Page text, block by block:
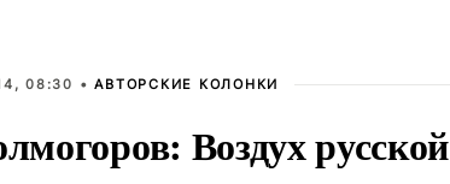
08:30 •АВТОРСКИЕ КОЛОНКИ
Воздух